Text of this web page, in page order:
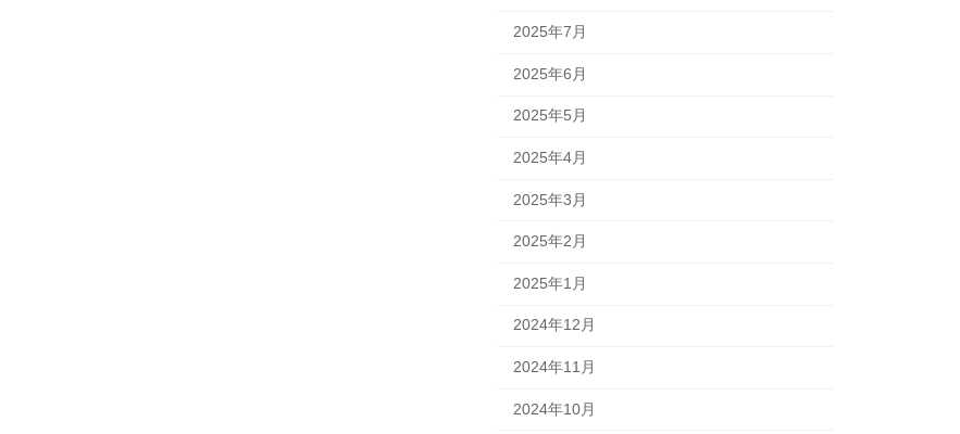
2025年7月
2025年6月
2025年5月
2025年4月
2025年3月
2025年2月
2025年1月
2024年12月
2024年11月
2024年10月